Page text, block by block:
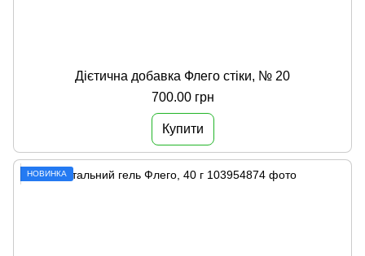
Дієтична добавка Флего стіки, № 20
700.00 грн
Купити
НОВИНКА